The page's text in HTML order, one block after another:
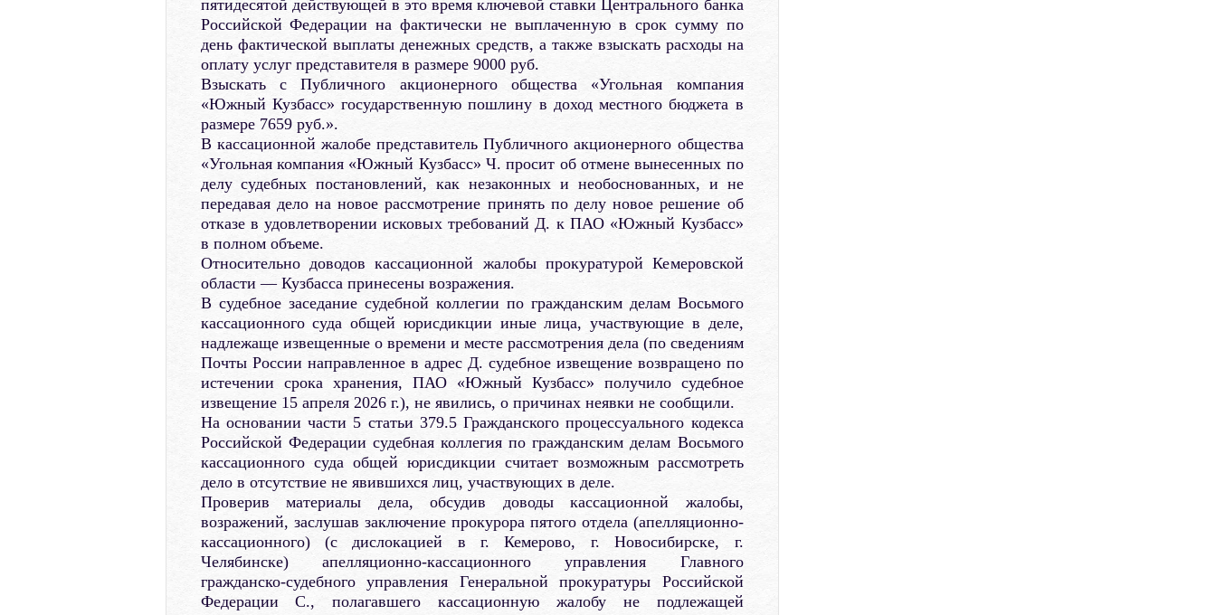
пятидесятой действующей в это время ключевой ставки Центрального банка
Российской Федерации на фактически не выплаченную в срок сумму по
день фактической выплаты денежных средств, а также взыскать расходы на
оплату услуг представителя в размере 9000 руб.
Взыскать с Публичного акционерного общества «Угольная компания
«Южный Кузбасс» государственную пошлину в доход местного бюджета в
размере 7659 руб.».
В кассационной жалобе представитель Публичного акционерного общества
«Угольная компания «Южный Кузбасс» Ч. просит об отмене вынесенных по
делу судебных постановлений, как незаконных и необоснованных, и не
передавая дело на новое рассмотрение принять по делу новое решение об
отказе в удовлетворении исковых требований Д. к ПАО «Южный Кузбасс»
в полном объеме.
Относительно доводов кассационной жалобы прокуратурой Кемеровской
области — Кузбасса принесены возражения.
В судебное заседание судебной коллегии по гражданским делам Восьмого
кассационного суда общей юрисдикции иные лица, участвующие в деле,
надлежаще извещенные о времени и месте рассмотрения дела (по сведениям
Почты России направленное в адрес Д. судебное извещение возвращено по
истечении срока хранения, ПАО «Южный Кузбасс» получило судебное
извещение 15 апреля 2026 г.), не явились, о причинах неявки не сообщили.
На основании части 5 статьи 379.5 Гражданского процессуального кодекса
Российской Федерации судебная коллегия по гражданским делам Восьмого
кассационного суда общей юрисдикции считает возможным рассмотреть
дело в отсутствие не явившихся лиц, участвующих в деле.
Проверив материалы дела, обсудив доводы кассационной жалобы,
возражений, заслушав заключение прокурора пятого отдела (апелляционно-
кассационного) (с дислокацией в г. Кемерово, г. Новосибирске, г.
Челябинске) апелляционно-кассационного управления Главного
гражданско-судебного управления Генеральной прокуратуры Российской
Федерации С., полагавшего кассационную жалобу не подлежащей